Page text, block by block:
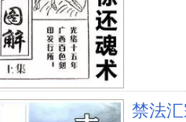
两面评价朱高正
用卦写日记，乾天老父卦
坤为地老母
禁法